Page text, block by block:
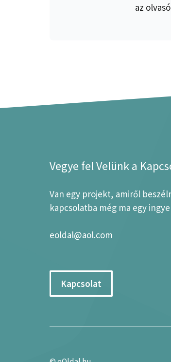
az
Vegye fel Velünk a
Van egy projekt, amiről
kapcsolatba még ma egy
eoldal@aol.com
Kapcsolat